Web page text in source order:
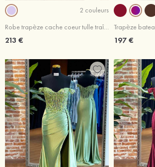
2 couleurs
Robe trapèze cache coeur tulle traîne balayage robe de bal
213 € 197 €